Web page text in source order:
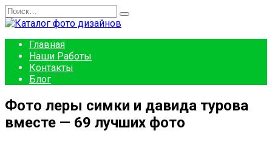
Перейти
к
Search
for:
Главная
Наши Работы
Контакты
Блог
Фото леры симки и давида турова
вместе — 69 лучших фото